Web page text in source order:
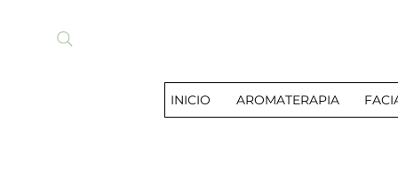
INICIO AROMATERAPIA